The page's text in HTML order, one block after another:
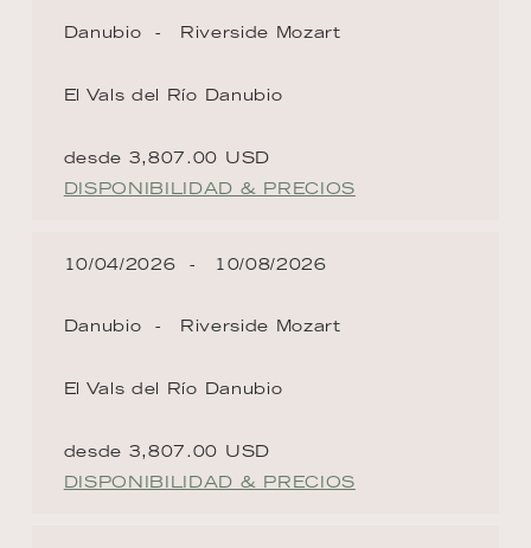
Danubio Riverside Mozart
El Vals del Río Danubio
desde 3,807.00 USD
DISPONIBILIDAD & PRECIOS
10/04/2026 10/08/2026
Danubio Riverside Mozart
El Vals del Río Danubio
desde 3,807.00 USD
DISPONIBILIDAD & PRECIOS